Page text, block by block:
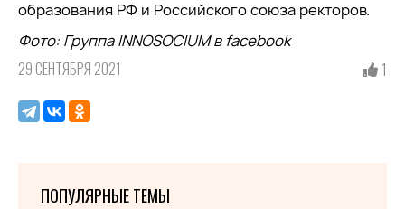
образования РФ и Российского союза ректоров.
Фото: Группа INNOSOCIUM в facebook
29 СЕНТЯБРЯ 2021 1
ПОПУЛЯРНЫЕ ТЕМЫ